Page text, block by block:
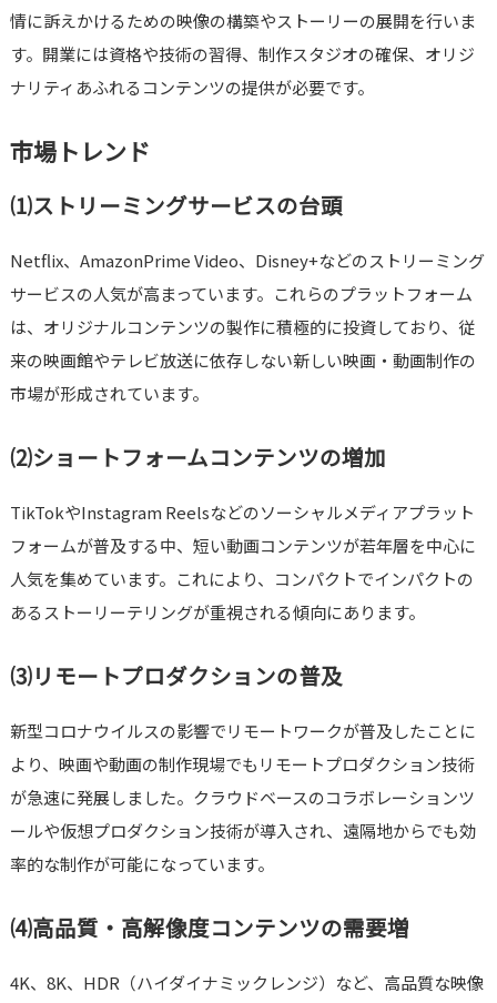
情に訴えかけるための映像の構築やストーリーの展開を行いま
す。開業には資格や技術の習得、制作スタジオの確保、オリジ
ナリティあふれるコンテンツの提供が必要です。
市場トレンド
⑴ストリーミングサービスの台頭
Netflix、AmazonPrime Video、Disney+などのストリーミング
サービスの人気が高まっています。これらのプラットフォーム
は、オリジナルコンテンツの製作に積極的に投資しており、従
来の映画館やテレビ放送に依存しない新しい映画・動画制作の
市場が形成されています。
⑵ショートフォームコンテンツの増加
TikTokやInstagram Reelsなどのソーシャルメディアプラット
フォームが普及する中、短い動画コンテンツが若年層を中心に
人気を集めています。これにより、コンパクトでインパクトの
あるストーリーテリングが重視される傾向にあります。
⑶リモートプロダクションの普及
新型コロナウイルスの影響でリモートワークが普及したことに
より、映画や動画の制作現場でもリモートプロダクション技術
が急速に発展しました。クラウドベースのコラボレーションツ
ールや仮想プロダクション技術が導入され、遠隔地からでも効
率的な制作が可能になっています。
⑷高品質・高解像度コンテンツの需要増
4K、8K、HDR（ハイダイナミックレンジ）など、高品質な映像